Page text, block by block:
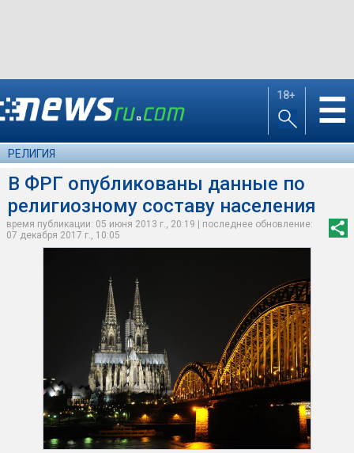
18+ ☰
РЕЛИГИЯ
В ФРГ опубликованы данные по
религиозному составу населения
время публикации: 05 июня 2013 г., 20:19 | последнее обновление:
07 декабря 2017 г., 10:05